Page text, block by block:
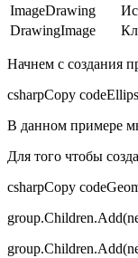
ImageDrawing
DrawingImage
Начнем с создания
csharpCopy
В данном примере
Для того чтобы
csharpCopy